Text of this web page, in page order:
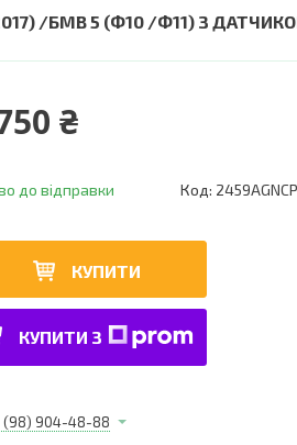
2017) /БМВ 5 (Ф10 /Ф11) З
₴
до відправки Код:
КУПИТИ
КУПИТИ З
(98) 904-48-88